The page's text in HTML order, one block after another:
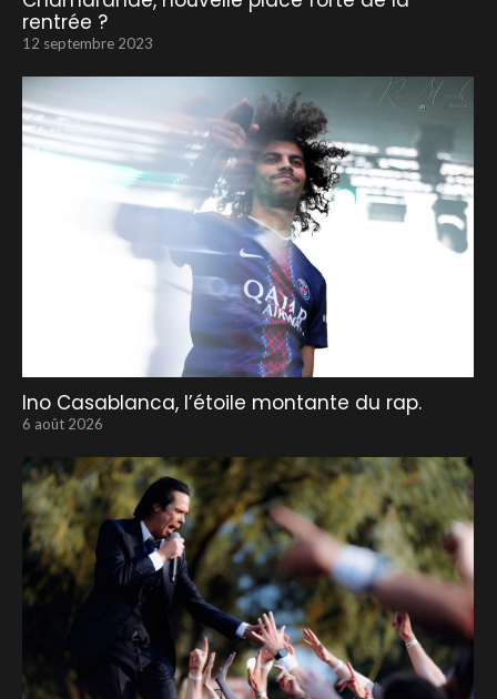
rentrée ?
12 septembre 2023
Ino Casablanca, l’étoile montante du rap.
6 août 2026